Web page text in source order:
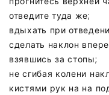
отведите туда же;
вдыхать при
сделать наклон
взявшись за стопы;
не сгибая колени
кистями рук на на